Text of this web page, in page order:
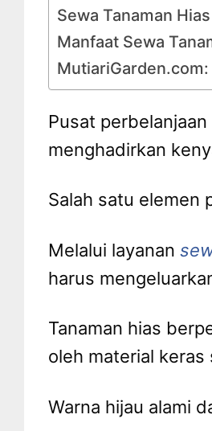
Sewa Tanaman
Manfaat Sewa
Pusat
menghadirkan
Salah satu elemen
Melalui layanan
harus
Tanaman hias
oleh material
Warna hijau alami